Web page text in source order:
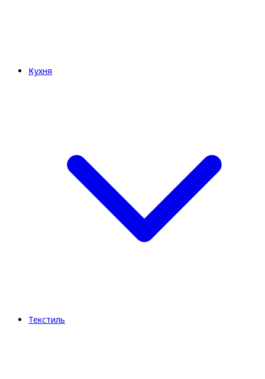
Кухня
Текстиль